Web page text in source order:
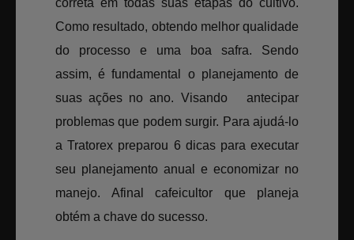
Como resultado, obtendo melhor qualidade
do processo e uma boa safra. Sendo
assim, é fundamental o planejamento de
suas ações no ano. Visando antecipar
problemas que podem surgir. Para ajudá-lo
a Tratorex preparou 6 dicas para executar
seu planejamento anual e economizar no
manejo. Afinal cafeicultor que planeja
obtém a chave do sucesso.